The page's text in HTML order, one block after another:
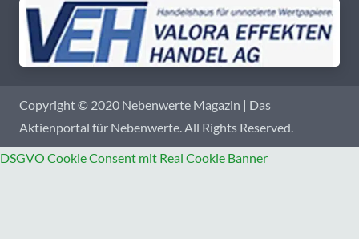
Copyright © 2020 Nebenwerte Magazin | Das
Aktienportal für Nebenwerte. All Rights Reserved.
DSGVO Cookie Consent mit Real Cookie Banner